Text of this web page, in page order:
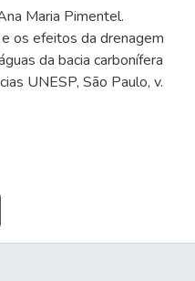
Maria Pimentel.
os efeitos da drenagem
da bacia carbonífera
UNESP, São Paulo, v.